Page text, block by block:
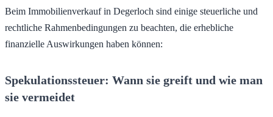
Beim Immobilienverkauf in Degerloch sind einige steuerliche und
rechtliche Rahmenbedingungen zu beachten, die erhebliche
finanzielle Auswirkungen haben können:
Spekulationssteuer: Wann sie greift und wie man
sie vermeidet